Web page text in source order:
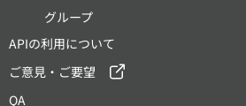
グループ
APIの利用について
ご意見・ご要望
QA